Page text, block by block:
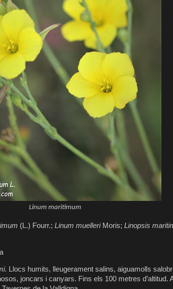
Linum maritimum
(L.) Fourr.; Linum muelleriMoris; Linopsis
Llocs humits, lleugerament salins, aiguamolls
joncars i canyars. Fins els 100 metres d’altitud.